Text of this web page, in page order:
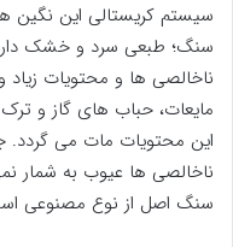
سیستم کریستالی این
سنگ؛ طبعی سرد و خشک
ناخالصی ها و محتویات زیاد
مایعات، حباب های گاز و
این محتویات مات می گردد.
ناخالصی ها عیوب به شمار
سنگ اصل از نوع مصنوعی